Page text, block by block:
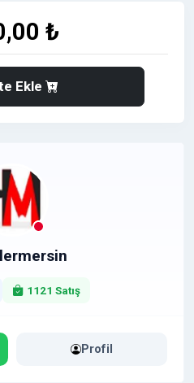
₺
Ekle
1121 Satış
Profil